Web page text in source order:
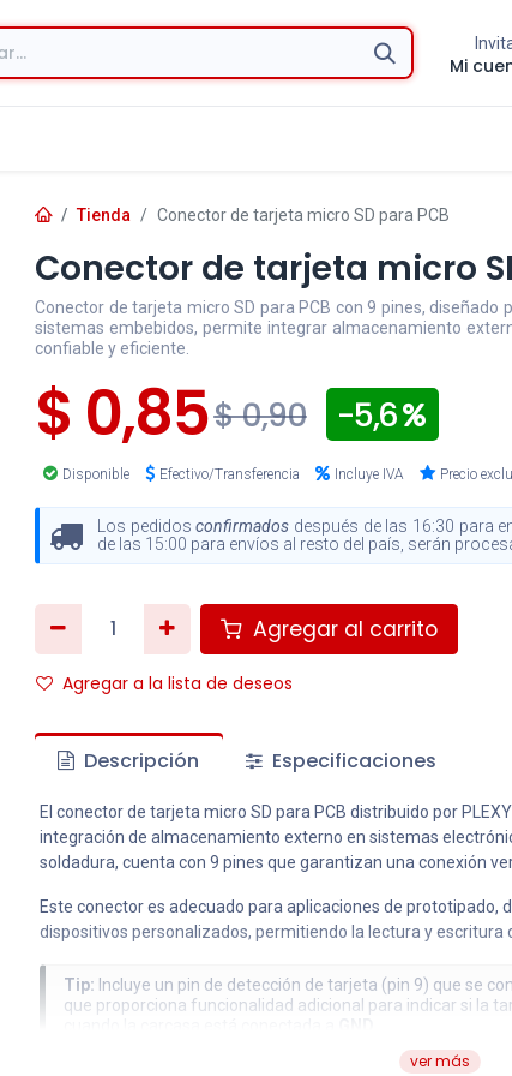
Mi
Tienda Conector de tarjeta micro SD para PCB
Conector de tarjeta micro
Conector de tarjeta micro SD para PCB con 9 pines, diseñado
sistemas embebidos, permite integrar almacenamiento
confiable y eficiente.
$ 0,85$0,90 - 5,6
Disponible Efectivo/Transferencia Incluye IVA Precio
Los pedidosconfirmados después de las 16:30 para
de las 15:00 para envíos al resto del país, serán
Agregar al carrito
Agregar a la lista de deseos
Descripción Especificaciones
El conector de tarjeta micro SD para PCB distribuido por
integración de almacenamiento externo en sistemas
soldadura, cuenta con 9 pines que garantizan una conexión
Este conector es adecuado para aplicaciones de prototipado,
dispositivos personalizados, permitiendo la lectura y escritura
Tip: Incluye un pin de detección de tarjeta (pin 9) que se
que proporciona funcionalidad adicional para indicar si la
ver más